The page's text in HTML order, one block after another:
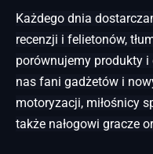
Każdego dnia
recenzji i felietonów,
porównujemy produkty
nas fani gadżetów i
motoryzacji, miłośnicy
także nałogowi gracze